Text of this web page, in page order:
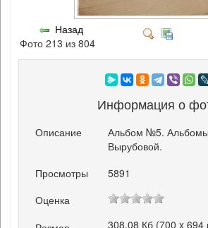
Назад
Фото 213 из 804
Информация о
Описание
Альбом №5.
Вырубовой.
Просмотры
5891
Оценка
308.08 Кб (700 x 694